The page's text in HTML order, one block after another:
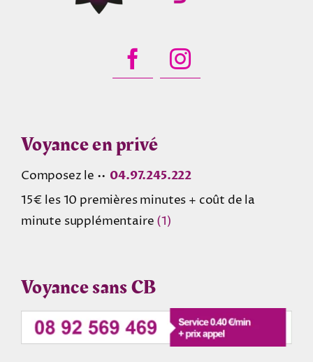
Voyance en privé
Composez le •• 04.97.245.222
15€ les 10 premières minutes + coût de la
minute supplémentaire (1)
Voyance sans CB